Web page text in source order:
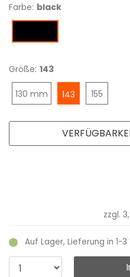
Farbe: black
Größe: 143
130 mm 143 155
zzgl.
Auf Lager, Lieferung in 1-